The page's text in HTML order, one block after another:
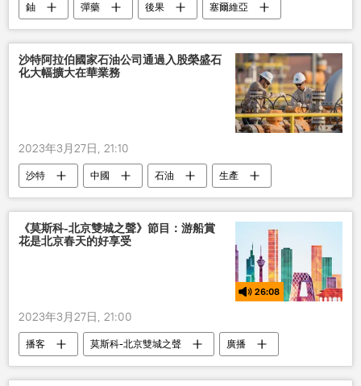
鈾 彈藥 後果
塞爾維亞
評論
沙特阿拉伯國家石油公司通過入股榮盛石
化大幅擴大在華業務
2023年3月27日, 21:10
沙特 中國 石油
生產
銷售
《莫斯科-北京雙城之聲》節目：游船賞
花是北京春天的好享受
26:08
2023年3月27日, 21:00
播客 莫斯科-北京雙城之聲 廣播